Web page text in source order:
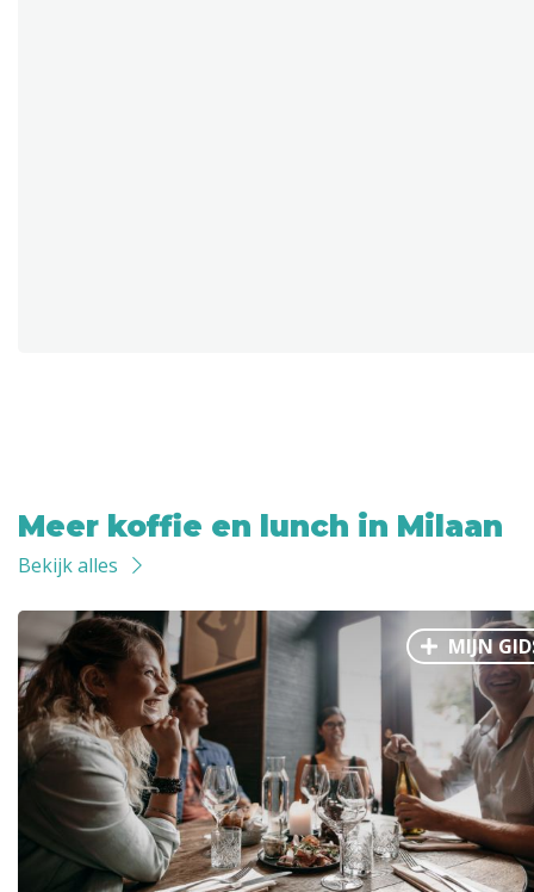
Meer koffie en lunch in Milaan
Bekijk alles
MIJN